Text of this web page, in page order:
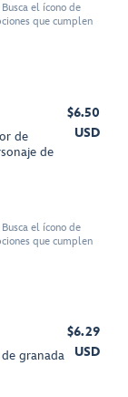
el ícono de
que cumplen
de
de
$6.50
USD
el ícono de
que cumplen
granada
$6.29
USD